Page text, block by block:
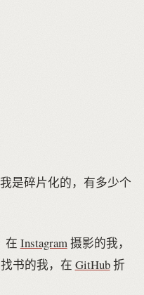
是碎片化的，有多少个
在 Instagram摄影的我，
找书的我，在 GitHub折